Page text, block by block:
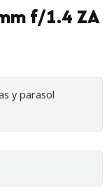
f/1.4 ZA
y parasol